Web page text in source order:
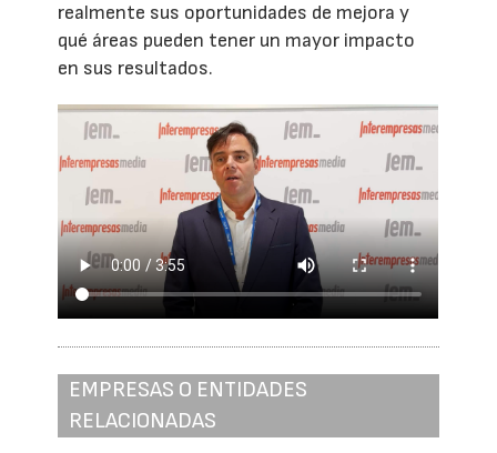
realmente sus oportunidades de mejora y
qué áreas pueden tener un mayor impacto
en sus resultados.
EMPRESAS O ENTIDADES
RELACIONADAS